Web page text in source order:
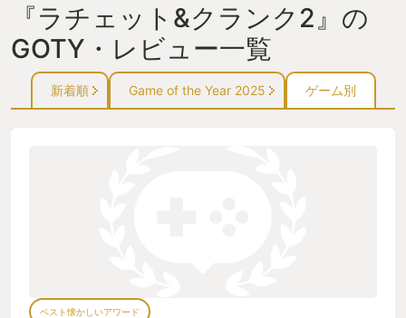
『ラチェット&クランク2』の
GOTY・レビュー一覧
新着順 Game of the Year 2025 ゲーム別
ベスト懐かしいアワード